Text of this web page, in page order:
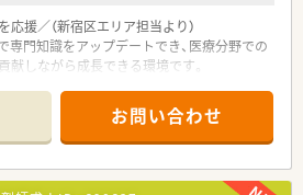
援／（新宿区エリア担当より）
専門知識をアップデートでき、医療分野での
献しながら成長できる環境です。
について】
の路線が乗り入れる新宿駅から徒歩3分程
便利な立地です。
クリニックがメインとなる予定で、処方は
お問い合わせ